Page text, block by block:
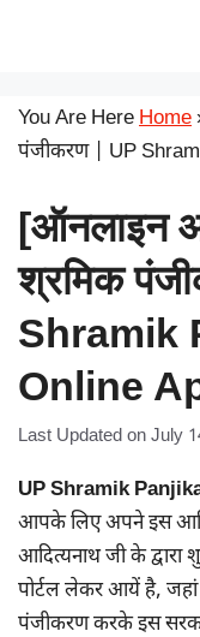
You Are HereHome
पंजीकरण | UP
[ऑनलाइन
श्रमिक
Shramik
Online
Last Updated on July
UP Shramik
आपके लिए अपने इस
आदित्यनाथ जी के द्वारा
पोर्टल लेकर आयें है,
पंजीकरण करके इस